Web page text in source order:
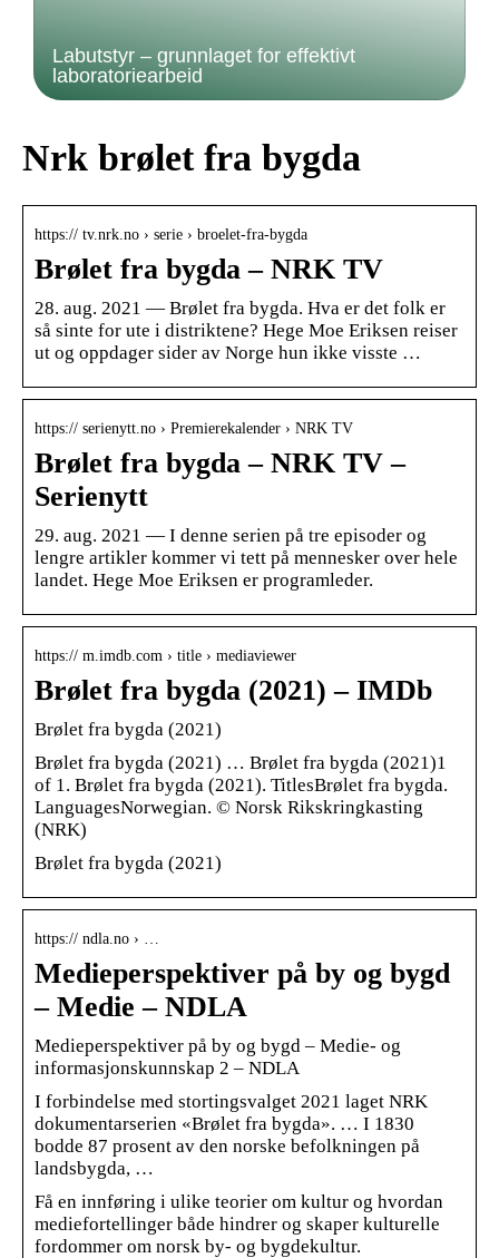
Labutstyr – grunnlaget for effektivt
laboratoriearbeid
Nrk brølet fra bygda
https:// tv.nrk.no › serie › broelet-fra-bygda
Brølet fra bygda – NRK TV
28. aug. 2021 — Brølet fra bygda. Hva er det folk er
så sinte for ute i distriktene? Hege Moe Eriksen reiser
ut og oppdager sider av Norge hun ikke visste …
https:// serienytt.no › Premierekalender › NRK TV
Brølet fra bygda – NRK TV –
Serienytt
29. aug. 2021 — I denne serien på tre episoder og
lengre artikler kommer vi tett på mennesker over hele
landet. Hege Moe Eriksen er programleder.
https:// m.imdb.com › title › mediaviewer
Brølet fra bygda (2021) – IMDb
Brølet fra bygda (2021)
Brølet fra bygda (2021) … Brølet fra bygda (2021)1
of 1. Brølet fra bygda (2021). TitlesBrølet fra bygda.
LanguagesNorwegian. © Norsk Rikskringkasting
(NRK)
Brølet fra bygda (2021)
https:// ndla.no › …
Medieperspektiver på by og bygd
– Medie – NDLA
Medieperspektiver på by og bygd – Medie- og
informasjonskunnskap 2 – NDLA
I forbindelse med stortingsvalget 2021 laget NRK
dokumentarserien «Brølet fra bygda». … I 1830
bodde 87 prosent av den norske befolkningen på
landsbygda, …
Få en innføring i ulike teorier om kultur og hvordan
mediefortellinger både hindrer og skaper kulturelle
fordommer om norsk by- og bygdekultur.